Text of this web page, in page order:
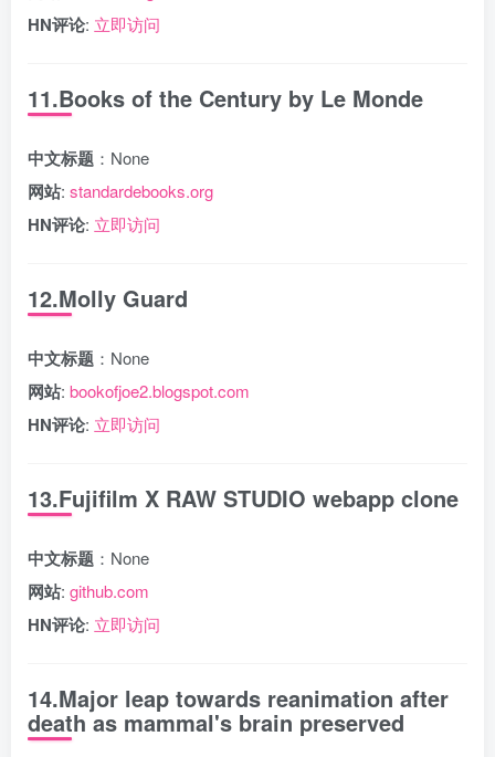
HN评论: 立即访问
11.Books of the Century by Le Monde
中文标题 ：None
网站: standardebooks.org
HN评论: 立即访问
12.Molly Guard
中文标题 ：None
网站: bookofjoe2.blogspot.com
HN评论: 立即访问
13.Fujifilm X RAW STUDIO webapp clone
中文标题 ：None
网站: github.com
HN评论: 立即访问
14.Major leap towards reanimation after
death as mammal's brain preserved